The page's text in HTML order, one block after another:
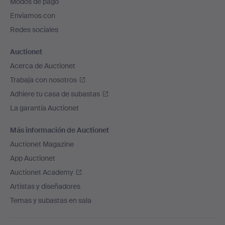
de
página
Enviamos con
Redes sociales
Auctionet
Acerca de Auctionet
Trabaja con nosotros
Adhiere tu casa de subastas
La garantía Auctionet
Más información de Auctionet
Auctionet Magazine
App Auctionet
Auctionet Academy
Artistas y diseñadores
Temas y subastas en sala